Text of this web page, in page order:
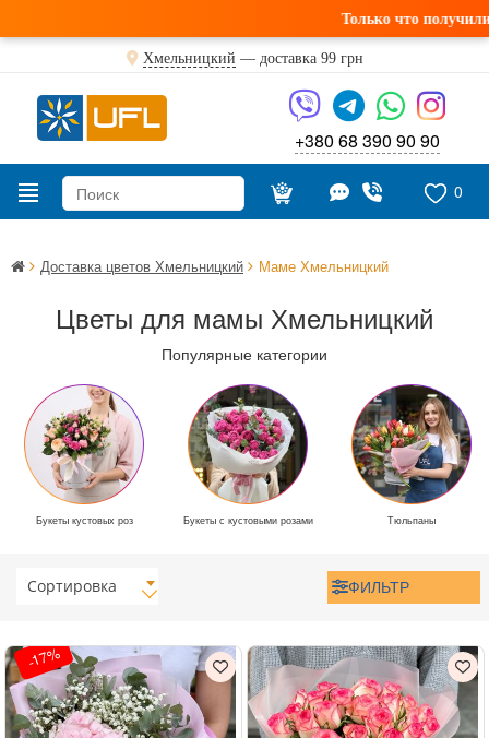
Только что получили свежую
Хмельницкий — доставка 99 грн
+380 68 390 90 90
0
Доставка цветов Хмельницкий Маме Хмельницкий
Цветы для мамы Хмельницкий
Популярные категории
Букеты кустовых роз Букеты с кустовыми розами Тюльпаны
Сортировка ФИЛЬТР
-17%